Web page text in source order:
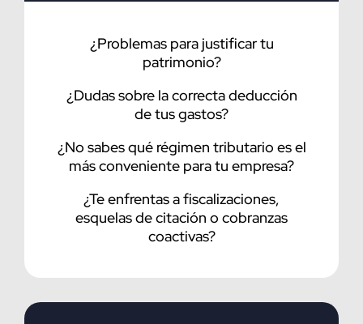
¿Problemas para justificar tu
patrimonio?
¿Dudas sobre la correcta deducción
de tus gastos?
¿No sabes qué régimen tributario es el
más conveniente para tu empresa?
¿Te enfrentas a fiscalizaciones,
esquelas de citación o cobranzas
coactivas?